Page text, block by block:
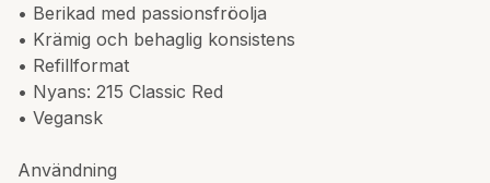
• Berikad med passionsfröolja
• Krämig och behaglig konsistens
• Refillformat
• Nyans: 215 Classic Red
• Vegansk
Användning